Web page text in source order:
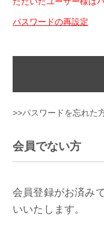
パスワードの再設定
>>パスワードを忘れた
会員でない方
会員登録がお済み
いいたします。